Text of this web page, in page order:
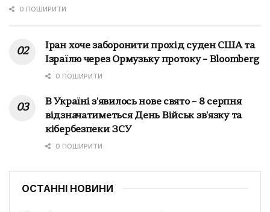
0 ПОШИРИТИ
Іран хоче заборонити прохід суден США та
Ізраїлю через Ормузьку протоку – Bloomberg
0 ПОШИРИТИ
В Україні з'явилось нове свято – 8 серпня
відзначатиметься День Військ зв'язку та
кібербезпеки ЗСУ
0 ПОШИРИТИ
ОСТАННІ НОВИНИ